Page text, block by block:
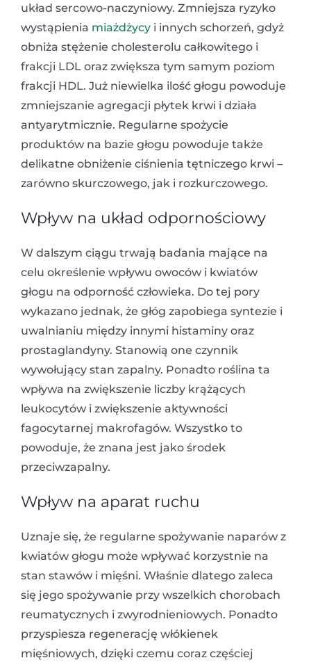
układ sercowo-naczyniowy. Zmniejsza ryzyko
wystąpienia miażdżycy i innych schorzeń, gdyż
obniża stężenie cholesterolu całkowitego i
frakcji LDL oraz zwiększa tym samym poziom
frakcji HDL. Już niewielka ilość głogu powoduje
zmniejszanie agregacji płytek krwi i działa
antyarytmicznie. Regularne spożycie
produktów na bazie głogu powoduje także
delikatne obniżenie ciśnienia tętniczego krwi –
zarówno skurczowego, jak i rozkurczowego.
Wpływ na układ odpornościowy
W dalszym ciągu trwają badania mające na
celu określenie wpływu owoców i kwiatów
głogu na odporność człowieka. Do tej pory
wykazano jednak, że głóg zapobiega syntezie i
uwalnianiu między innymi histaminy oraz
prostaglandyny. Stanowią one czynnik
wywołujący stan zapalny. Ponadto roślina ta
wpływa na zwiększenie liczby krążących
leukocytów i zwiększenie aktywności
fagocytarnej makrofagów. Wszystko to
powoduje, że znana jest jako środek
przeciwzapalny.
Wpływ na aparat ruchu
Uznaje się, że regularne spożywanie naparów z
kwiatów głogu może wpływać korzystnie na
stan stawów i mięśni. Właśnie dlatego zaleca
się jego spożywanie przy wszelkich chorobach
reumatycznych i zwyrodnieniowych. Ponadto
przyspiesza regenerację włókienek
mięśniowych, dzięki czemu coraz częściej